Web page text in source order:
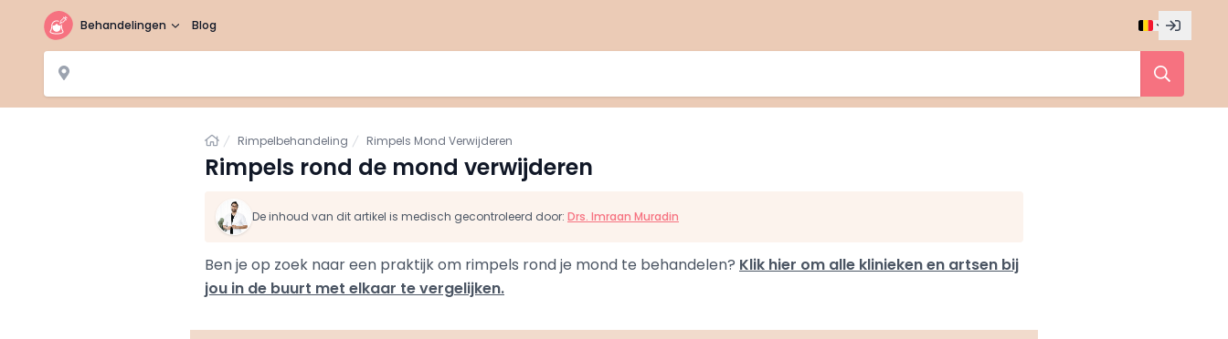
Behandelingen Blog
HomeRimpelbehandeling Rimpels Mond Verwijderen
Rimpels rond de mond verwijderen
De inhoud van dit artikel is medisch gecontroleerd door: Drs. Imraan Muradin
Ben je op zoek naar een praktijk om rimpels rond je mond te behandelen? Klik hier om alle klinieken en artsen bij
jou in de buurt met elkaar te vergelijken.